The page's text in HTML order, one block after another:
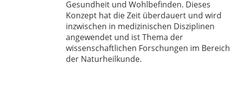
Gesundheit und Wohlbefinden. Dieses
Konzept hat die Zeit überdauert und wird
inzwischen in medizinischen Disziplinen
angewendet und ist Thema der
wissenschaftlichen Forschungen im Bereich
der Naturheilkunde.